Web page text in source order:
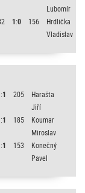
Lubomír
1:0 156
Hrdlička
Vladislav
:1 205
Harašta
Jiří
:1 185
Koumar
Miroslav
:1 153
Konečný
Pavel